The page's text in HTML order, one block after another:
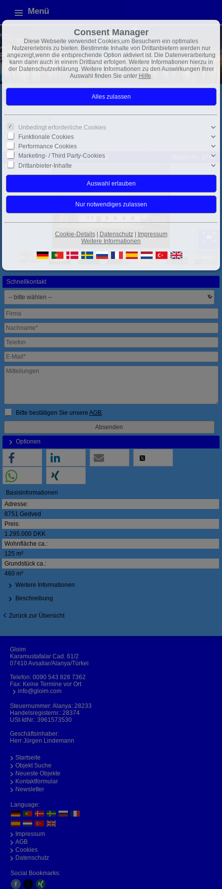
Menü
Exposé
Nächstes Objekt
Vorheriges Objekt
Zurück zur Übersicht
Gedved: Hundshøjvej 8 8751 Gedved Objekt-Nr.: 1760
Schnellkontakt
Bitte bestätigen Sie unsereAGB
Optionen
Basisinformationen
Adresse:
8751 Gedved
Preis:
1.295.000 DKK
Wohnfläche ca.:
125 m²
Grundstück ca.:
460 m²
Weitere Informationen
Beschreibung
Zurück zur Übersicht
Gloim
Karamustafalar Cad. 61/2
07410 Avsallar/Alanya/Türkei
Telefon: 0090 543 828 7362
Fax: Keine Termine vor Ort
info@gloim.com
Steuernummer: Alanya: 28233
Handelsregisternr.: 28374
USt-IdNr.: 3961573530
Geschäftsinhaber:
Herr Jürgen Lindemann
Startseite
Objekt Suche
Neueste Objekte
Kontaktformular
Newsletter
Language:
Impressum
AGB
Cookies
Datenschutz
Social Bookmarks:
Consent Manager
Diese Webseite verwendet Cookies,um Besuchern ein optimales
Nutzererlebnis zu bieten. Bestimmte Inhalte von Drittanbietern werden nur
angezeigt,wenn die entsprechende Option aktiviert ist. Die Datenverarbeitung
kann dann auch in einem Drittland erfolgen. Weitere Informationen hierzu in
der Datenschutzerklärung. Weitere Informationen zu den Auswirkungen Ihrer
Auswahl finden Sie unter Hilfe
Unbedingt erforderliche Cookies
Funktionale Cookies
Performance Cookies
Marketing- / Third Party-Cookies
Drittanbieter-Inhalte
Cookie-Details| Datenschutz| Impressum
Weitere Informationen